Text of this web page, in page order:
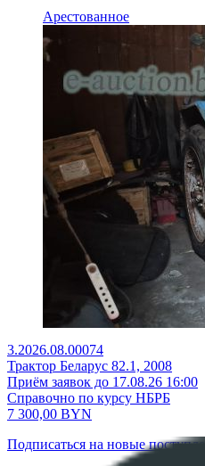
Арестованное
3.2026.08.00074
Трактор Беларус 82.1, 2008
Приём заявок до 17.08.26 16:00
Справочно по курсу НБРБ
7 300,00 BYN
Подписаться на новые